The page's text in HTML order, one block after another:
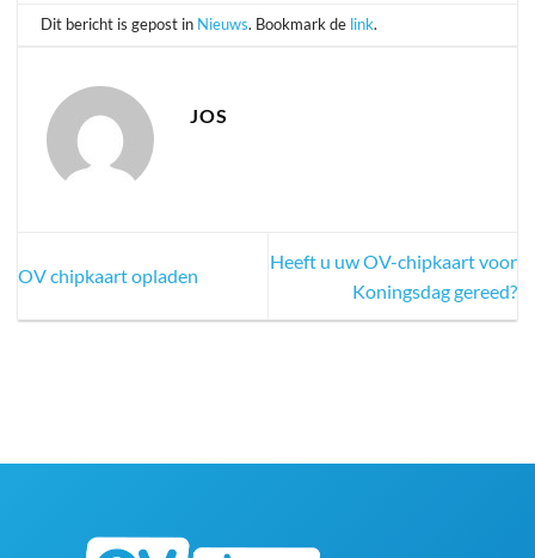
Dit bericht is gepost in Nieuws. Bookmark de link.
JOS
OV chipkaart opladen
Heeft u uw OV-chipkaart voor
Koningsdag gereed?